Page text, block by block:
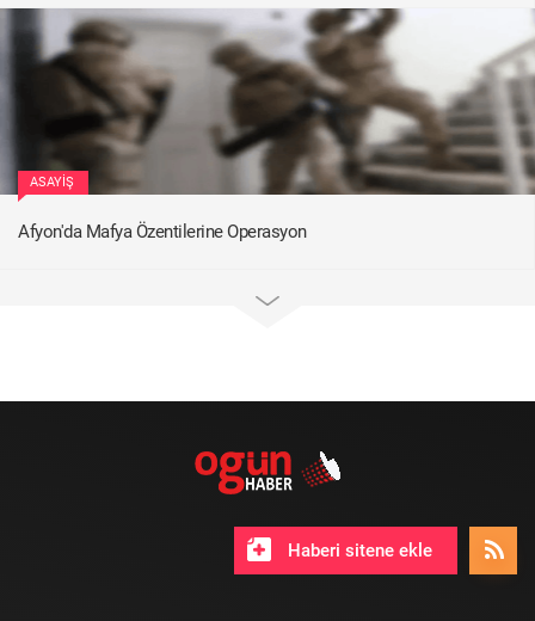
ASAYIŞ
Afyon'da Mafya Özentilerine Operasyon
Haberi sitene ekle